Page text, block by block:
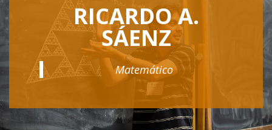
RICARDO A.
SÁENZ
Matemático